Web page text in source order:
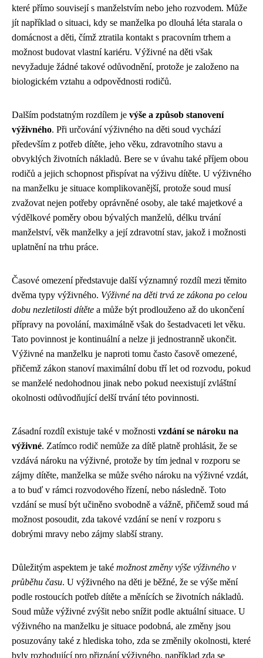
které přímo souvisejí s manželstvím nebo jeho rozvodem. Může
jít například o situaci, kdy se manželka po dlouhá léta starala o
domácnost a děti, čímž ztratila kontakt s pracovním trhem a
možnost budovat vlastní kariéru. Výživné na děti však
nevyžaduje žádné takové odůvodnění, protože je založeno na
biologickém vztahu a odpovědnosti rodičů.
Dalším podstatným rozdílem je výše a způsob stanovení
výživného. Při určování výživného na děti soud vychází
především z potřeb dítěte, jeho věku, zdravotního stavu a
obvyklých životních nákladů. Bere se v úvahu také příjem obou
rodičů a jejich schopnost přispívat na výživu dítěte. U výživného
na manželku je situace komplikovanější, protože soud musí
zvažovat nejen potřeby oprávněné osoby, ale také majetkové a
výdělkové poměry obou bývalých manželů, délku trvání
manželství, věk manželky a její zdravotní stav, jakož i možnosti
uplatnění na trhu práce.
Časové omezení představuje další významný rozdíl mezi těmito
dvěma typy výživného. Výživné na děti trvá ze zákona po celou
dobu nezletilosti dítěte a může být prodlouženo až do ukončení
přípravy na povolání, maximálně však do šestadvaceti let věku.
Tato povinnost je kontinuální a nelze ji jednostranně ukončit.
Výživné na manželku je naproti tomu často časově omezené,
přičemž zákon stanoví maximální dobu tří let od rozvodu, pokud
se manželé nedohodnou jinak nebo pokud neexistují zvláštní
okolnosti odůvodňující delší trvání této povinnosti.
Zásadní rozdíl existuje také v možnosti vzdání se nároku na
výživné. Zatímco rodič nemůže za dítě platně prohlásit, že se
vzdává nároku na výživné, protože by tím jednal v rozporu se
zájmy dítěte, manželka se může svého nároku na výživné vzdát,
a to buď v rámci rozvodového řízení, nebo následně. Toto
vzdání se musí být učiněno svobodně a vážně, přičemž soud má
možnost posoudit, zda takové vzdání se není v rozporu s
dobrými mravy nebo zájmy slabší strany.
Důležitým aspektem je také možnost změny výše výživného v
průběhu času. U výživného na děti je běžné, že se výše mění
podle rostoucích potřeb dítěte a měnících se životních nákladů.
Soud může výživné zvýšit nebo snížit podle aktuální situace. U
výživného na manželku je situace podobná, ale změny jsou
posuzovány také z hlediska toho, zda se změnily okolnosti, které
byly rozhodující pro přiznání výživného, například zda se